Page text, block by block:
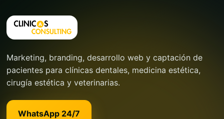
Marketing, branding, desarrollo web y captación de
pacientes para clínicas dentales, medicina estética,
cirugía estética y veterinarias.
WhatsApp 24/7